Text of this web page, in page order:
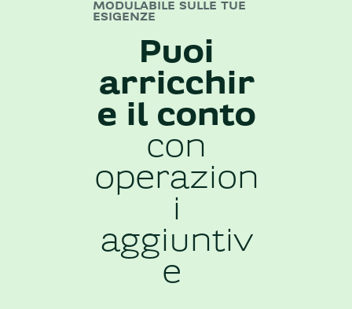
MODULABILE SULLE TUE
ESIGENZE
Puoi
arricchir
e il conto
con
operazion
i
aggiuntiv
e ​